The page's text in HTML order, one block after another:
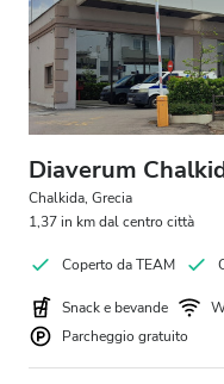
Diaverum
Chalkida, Grecia
1,37 in km dal centro città
Coperto da TEAM
Snack e bevande
Parcheggio gratuito